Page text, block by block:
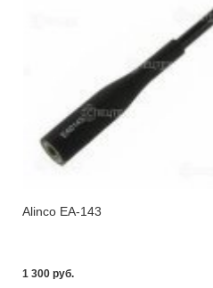
Alinco EA-143
1 300 pуб.